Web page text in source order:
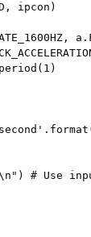
ipcon)
# Use